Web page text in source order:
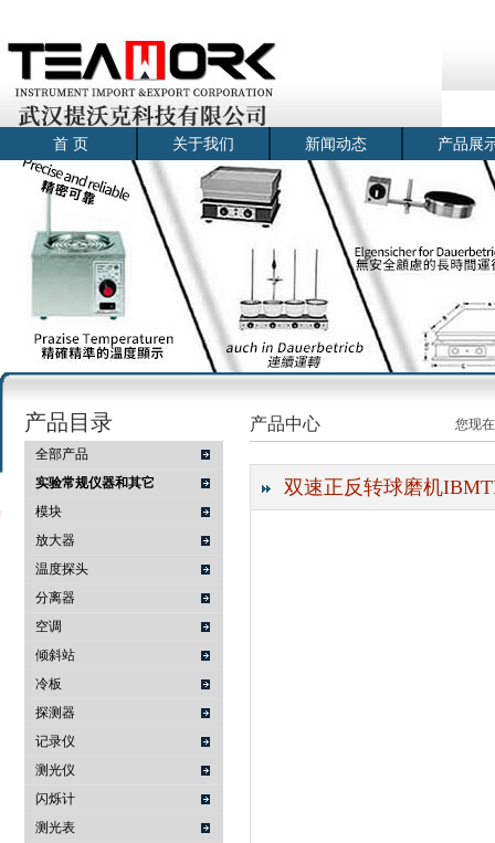
武汉提沃克科技有限公司
首 页 关于我们 新闻动态 产品展
产品目录
全部产品
实验常规仪器和其它
模块
放大器
温度探头
分离器
空调
倾斜站
冷板
探测器
记录仪
测光仪
闪烁计
测光表
产品中心 您现
双速正反转球磨机